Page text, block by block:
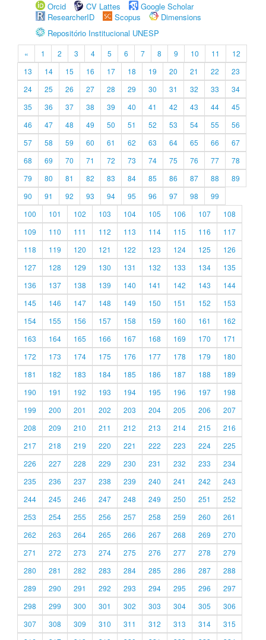
Orcid
CV Lattes
Google Scholar
ResearcherID
Scopus
Dimensions
Repositório Institucional UNESP
« 1 2 3 4 5 6 7 8 9 10 11
12
13
14 15 16 17 18 19 20 21 22
23
24
25 26 27 28 29 30 31 32 33
34
35
36 37 38 39 40 41 42 43 44
45
46
47 48 49 50 51 52 53 54 55
56
57
58 59 60 61 62 63 64 65 66
67
68
69 70 71 72 73 74 75 76 77
78
79
80 81 82 83 84 85 86 87 88
89
90
91 92 93 94 95 96 97 98
99
100
101 102 103 104 105 106 107
108
109
110 111 112 113 114 115 116
117
118
119 120 121 122 123 124 125
126
127
128 129 130 131 132 133 134
135
136
137 138 139 140 141 142 143
144
145
146 147 148 149 150 151 152
153
154
155 156 157 158 159 160 161
162
163
164 165 166 167 168 169 170
171
172
173 174 175 176 177 178 179
180
181
182 183 184 185 186 187 188
189
190
191 192 193 194 195 196 197
198
199
200 201 202 203 204 205 206
207
208
209 210 211 212 213 214 215
216
217
218 219 220 221 222 223 224
225
226
227 228 229 230 231 232 233
234
235
236 237 238 239 240 241 242
243
244
245 246 247 248 249 250 251
252
253
254 255 256 257 258 259 260
261
262
263 264 265 266 267 268 269
270
271
272 273 274 275 276 277 278
279
280
281 282 283 284 285 286 287
288
289
290 291 292 293 294 295 296
297
298
299 300 301 302 303 304 305
306
307
308 309 310 311 312 313 314
315